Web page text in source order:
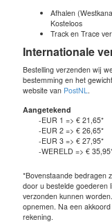
Afhalen
Kosteloos
Track en Trace
Internationale
Bestelling verzenden wij
bestemming en het
website van PostNL
Aangetekend
-EUR 1 => € 21,65*
-EUR 2 => € 26,65*
-EUR 3 => € 27,95*
-WERELD => €
*Bovenstaande bedragen
door u bestelde goederen
verzonden kunnen
opnemen. Na een
rekening.